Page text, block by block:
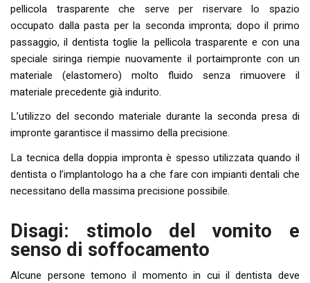
pellicola trasparente che serve per riservare lo spazio
occupato dalla pasta per la seconda impronta; dopo il primo
passaggio, il dentista toglie la pellicola trasparente e con una
speciale siringa riempie nuovamente il portaimpronte con un
materiale (elastomero) molto fluido senza rimuovere il
materiale precedente già indurito.
L’utilizzo del secondo materiale durante la seconda presa di
impronte garantisce il massimo della precisione.
La tecnica della doppia impronta è spesso utilizzata quando il
dentista o l’implantologo ha a che fare con impianti dentali che
necessitano della massima precisione possibile.
Disagi: stimolo del vomito e
senso di soffocamento
Alcune persone temono il momento in cui il dentista deve